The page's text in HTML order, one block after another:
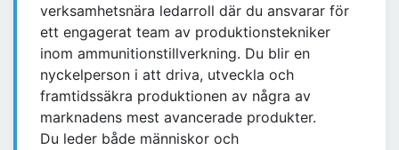
verksamhetsnära ledarroll där du ansvarar för
ett engagerat team av produktionstekniker
inom ammunitionstillverkning. Du blir en
nyckelperson i att driva, utveckla och
framtidssäkra produktionen av några av
marknadens mest avancerade produkter.
Du leder både människor och